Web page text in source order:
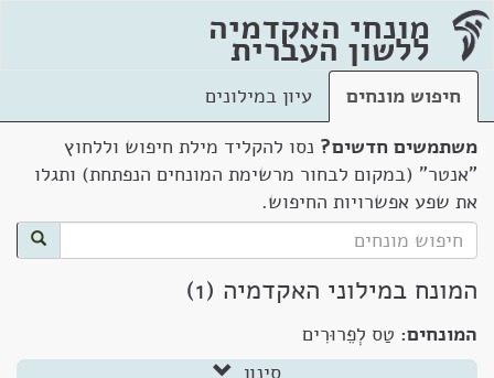
מונחי האקדמיה
ללשון העברית
חיפוש מונחים
עיון במילונים
משתמשים חדשים? נסו להקליד מילת חיפוש וללחוץ
"אנטר" (במקום לבחור מרשימת המונחים הנפתחת) ותגלו
את שפע אפשרויות החיפוש.
המונח במילוני האקדמיה (1)
המונחים: טַס לְפֵרוּרִים
סינון